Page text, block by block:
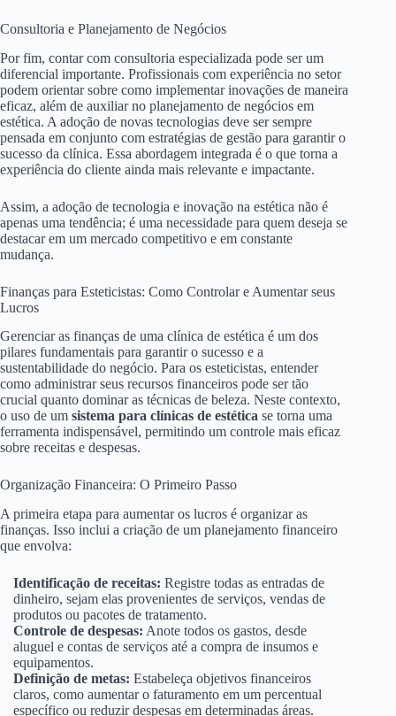
Consultoria e Planejamento de Negócios
Por fim, contar com consultoria especializada pode ser um
diferencial importante. Profissionais com experiência no setor
podem orientar sobre como implementar inovações de maneira
eficaz, além de auxiliar no planejamento de negócios em
estética. A adoção de novas tecnologias deve ser sempre
pensada em conjunto com estratégias de gestão para garantir o
sucesso da clínica. Essa abordagem integrada é o que torna a
experiência do cliente ainda mais relevante e impactante.
Assim, a adoção de tecnologia e inovação na estética não é
apenas uma tendência; é uma necessidade para quem deseja se
destacar em um mercado competitivo e em constante
mudança.
Finanças para Esteticistas: Como Controlar e Aumentar seus
Lucros
Gerenciar as finanças de uma clínica de estética é um dos
pilares fundamentais para garantir o sucesso e a
sustentabilidade do negócio. Para os esteticistas, entender
como administrar seus recursos financeiros pode ser tão
crucial quanto dominar as técnicas de beleza. Neste contexto,
o uso de um sistema para clínicas de estética se torna uma
ferramenta indispensável, permitindo um controle mais eficaz
sobre receitas e despesas.
Organização Financeira: O Primeiro Passo
A primeira etapa para aumentar os lucros é organizar as
finanças. Isso inclui a criação de um planejamento financeiro
que envolva:
Identificação de receitas: Registre todas as entradas de
dinheiro, sejam elas provenientes de serviços, vendas de
produtos ou pacotes de tratamento.
Controle de despesas: Anote todos os gastos, desde
aluguel e contas de serviços até a compra de insumos e
equipamentos.
Definição de metas: Estabeleça objetivos financeiros
claros, como aumentar o faturamento em um percentual
específico ou reduzir despesas em determinadas áreas.